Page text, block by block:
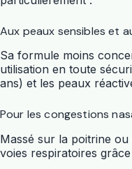
Aux peaux sensibles et
Sa formule moins
utilisation en toute
ans) et les peaux
Pour les congestions
Massé sur la poitrine ou
voies respiratoires